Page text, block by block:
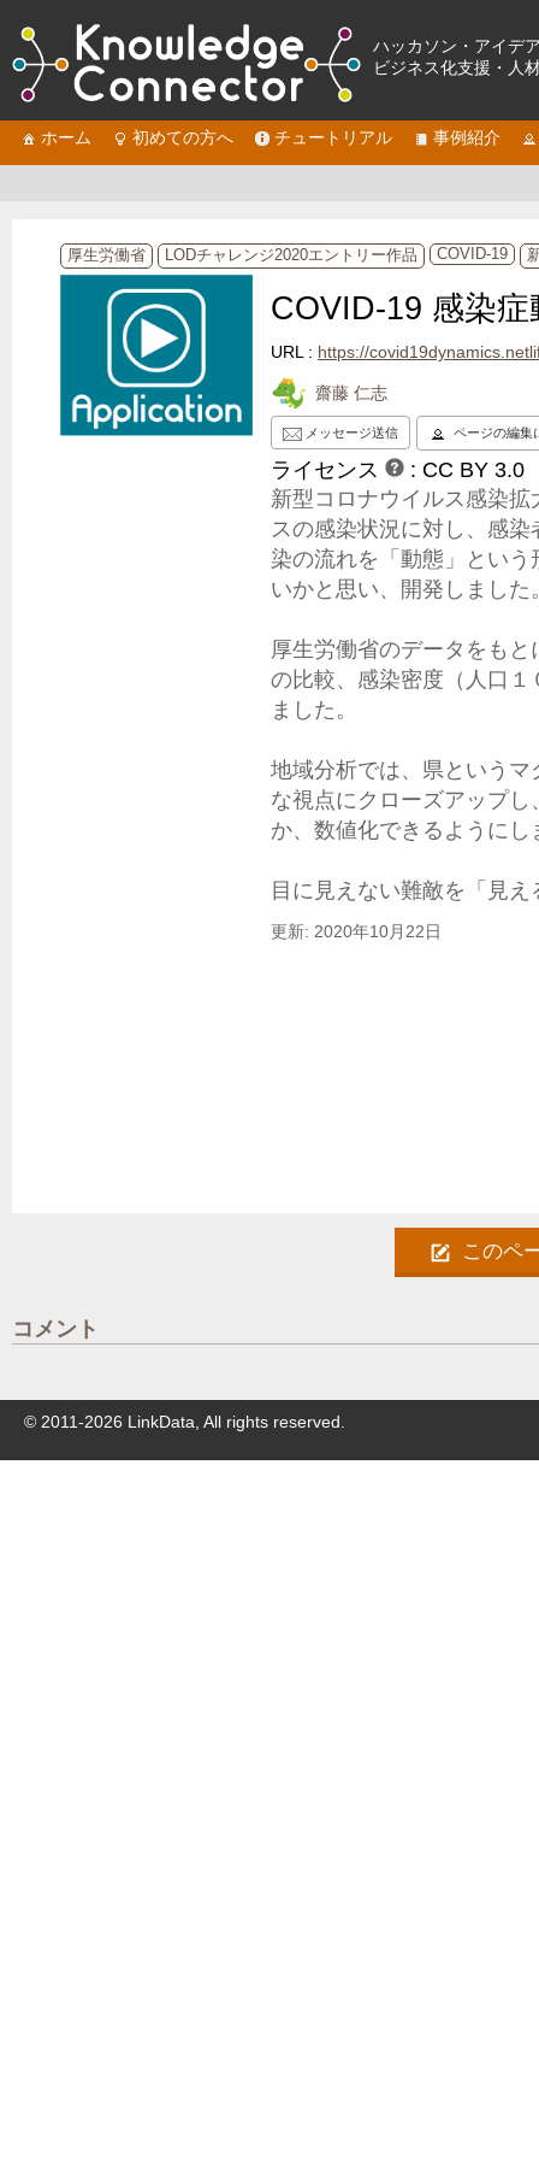
ハッカソン・アイデ
ビジネス化支援・人
ホーム 初めての方へ チュートリアル 事例紹介
厚生労働省 LODチャレンジ2020エントリー作品 COVID-19
COVID-19 感染症
URL : https://
齋藤 仁志
メッセージ送信 ページの編集
ライセンス : CC BY 3.0
新型コロナウイルス感染
スの感染状況に対し、感
染の流れを「動態」とい
いかと思い、開発しました
厚生労働省のデータをも
の比較、感染密度（人口
ました。
地域分析では、県という
な視点にクローズアップ
か、数値化できるようにし
目に見えない難敵を「見
更新: 2020年10月22日
このペ
コメント
© 2011-2026 LinkData, All rights reserved.